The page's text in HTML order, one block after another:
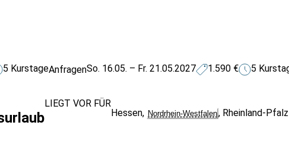
5 KurstageAnfragenSo. 16.05. – Fr. 21.05.2027 1.590 € 5
LIEGT VOR FÜR
Hessen, Nordrhein-Westfalen, Rheinland-Pfalz